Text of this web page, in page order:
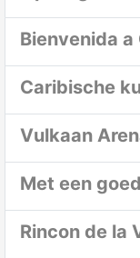
Bienvenida a
Caribische
Vulkaan
Met een
Rincon de la